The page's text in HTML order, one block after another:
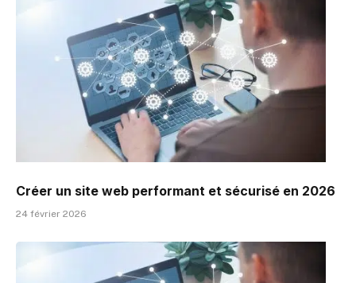
Créer un site web performant et sécurisé en 2026
24 février 2026